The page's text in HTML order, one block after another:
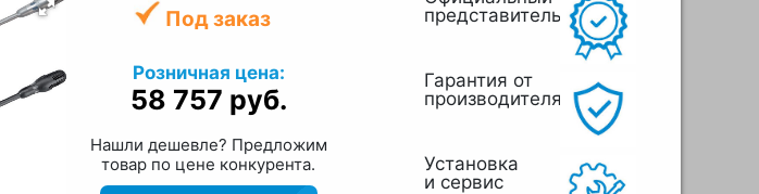
Под заказ
Розничная цена:
58 757 руб.
Нашли дешевле? Предложим
товар по цене конкурента.
представитель
Гарантия от
производителя
Установка
и сервис